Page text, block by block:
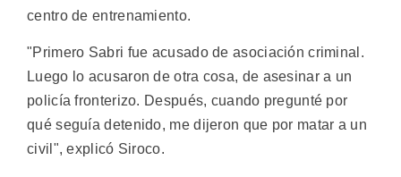
centro de entrenamiento.
"Primero Sabri fue acusado de asociación criminal.
Luego lo acusaron de otra cosa, de asesinar a un
policía fronterizo. Después, cuando pregunté por
qué seguía detenido, me dijeron que por matar a un
civil", explicó Siroco.